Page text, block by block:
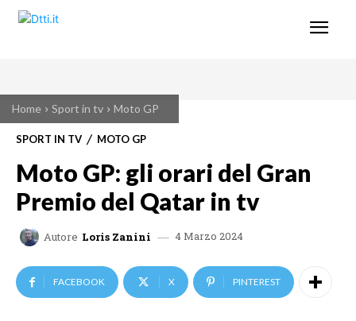
Home Sport in tv Moto GP
SPORT IN TV MOTO GP
Moto GP: gli orari del Gran
Premio del Qatar in tv
Autore Loris Zanini 4 Marzo 2024
FACEBOOK X PINTEREST